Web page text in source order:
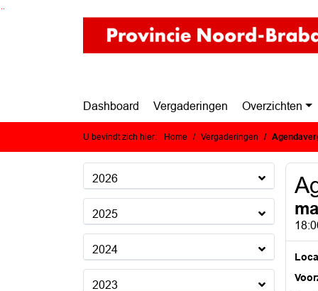
Ga naar de inhoud van deze pagina
Ga naar het zoeken
Ga naar het menu
Dashboard Vergaderingen Overzichten
U bevindt zich hier: Home Vergaderingen
2026
2025
2024
2023